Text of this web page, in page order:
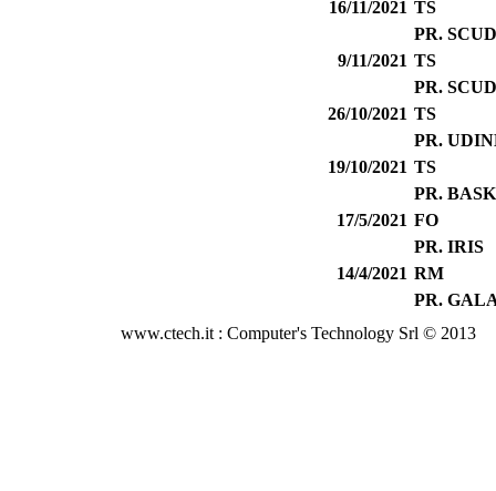
16/11/2021 TS
PR.
9/11/2021 TS
PR.
26/10/2021 TS
PR.
19/10/2021 TS
PR.
17/5/2021 FO
PR. IRIS
14/4/2021 RM
PR.
www.ctech.it : Computer's Technology Srl © 2013